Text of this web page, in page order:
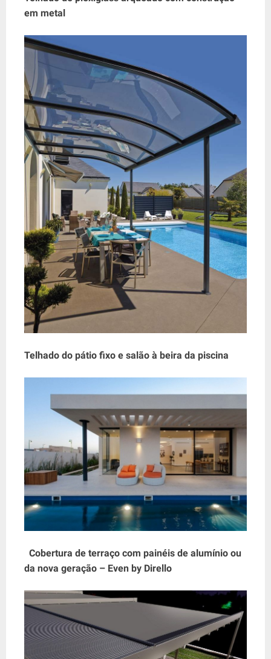
em metal
Telhado do pátio fixo e salão à beira da piscina
Cobertura de terraço com painéis de alumínio ou
da nova geração – Even by Dirello